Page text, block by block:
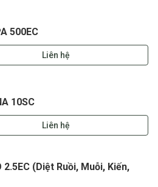
500EC
Liên hệ
10SC
Liên hệ
2.5EC (Diệt Ruồi, Muỗi, Kiến,